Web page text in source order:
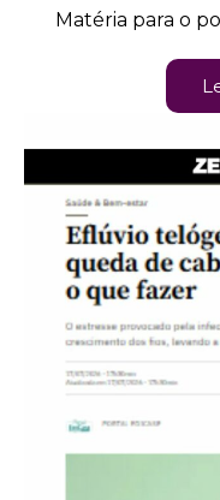
Matéria para o